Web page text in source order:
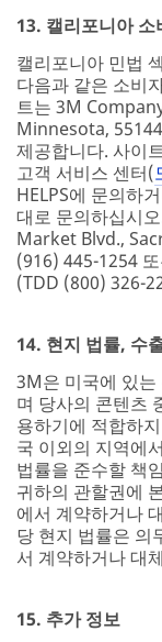
13. 캘리포니아 소
캘리포니아 민법
다음과 같은 소비
트는 3M
Minnesota,
제공합니다. 사이
고객 서비스 센터(
HELPS에 문의하
대로 문의하십시
Market Blvd.,
(916) 445-1254
(TDD (800) 326-
14. 현지 법률, 수
3M은 미국에 있
며 당사의 콘텐츠
용하기에 적합하
국 이외의 지역에
법률을 준수할 책
귀하의 관할권에
에서 계약하거나
당 현지 법률은 의
서 계약하거나 대
15. 추가 정보